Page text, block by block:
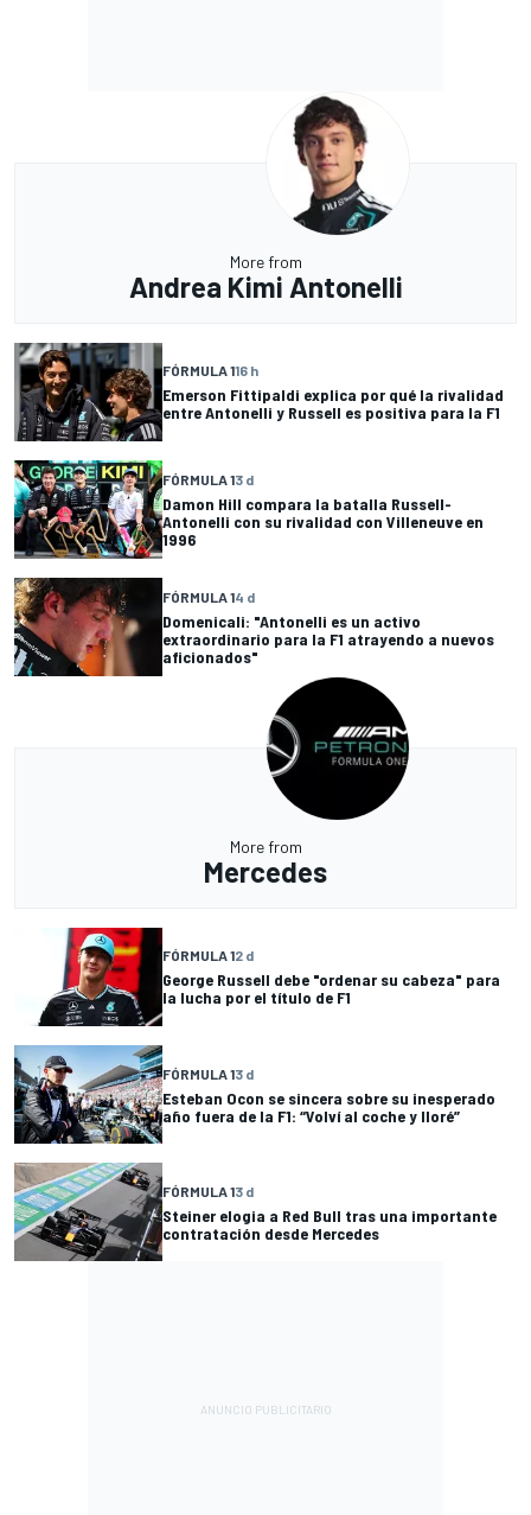
More from
Andrea Kimi Antonelli
FÓRMULA 116 h
Emerson Fittipaldi explica por qué la rivalidad
entre Antonelli y Russell es positiva para la F1
FÓRMULA 13 d
Damon Hill compara la batalla Russell-
Antonelli con su rivalidad con Villeneuve en
1996
FÓRMULA 14 d
Domenicali: "Antonelli es un activo
extraordinario para la F1 atrayendo a nuevos
aficionados"
More from
Mercedes
FÓRMULA 12 d
George Russell debe "ordenar su cabeza" para
la lucha por el título de F1
FÓRMULA 13 d
Esteban Ocon se sincera sobre su inesperado
año fuera de la F1: “Volví al coche y lloré”
FÓRMULA 13 d
Steiner elogia a Red Bull tras una importante
contratación desde Mercedes